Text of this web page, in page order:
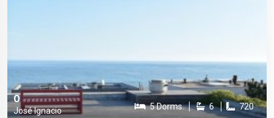
0
José Ignacio 5 Dorms. 6 720